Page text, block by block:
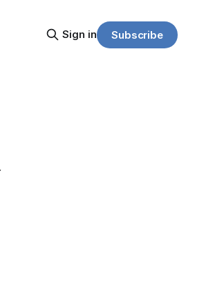
Sign in Subscribe